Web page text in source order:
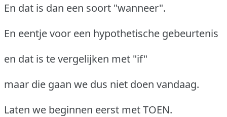
En dat is dan een soort "wanneer".
En eentje voor een hypothetische gebeurtenis
en dat is te vergelijken met "if"
maar die gaan we dus niet doen vandaag.
Laten we beginnen eerst met TOEN.